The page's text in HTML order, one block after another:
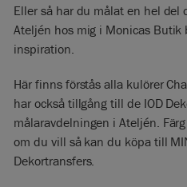
Eller så har du målat en hel del
Ateljén hos mig i Monicas Butik
inspiration.
Här finns förstås alla kulörer
har också tillgång till de IOD
målaravdelningen i Ateljén.
om du vill så kan du köpa till
Dekortransfers.